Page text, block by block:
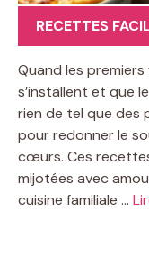
RECETTES
Quand les
s’installent et que
rien de tel que
pour redonner le
cœurs. Ces
mijotées avec
cuisine familiale …